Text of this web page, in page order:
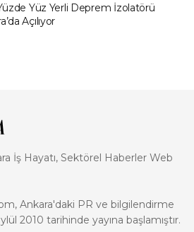
Yüz Yerli Deprem İzolatörü
Açılıyor
İş Hayatı, Sektörel Haberler Web
Ankara'daki PR ve bilgilendirme
2010 tarihinde yayına başlamıştır.